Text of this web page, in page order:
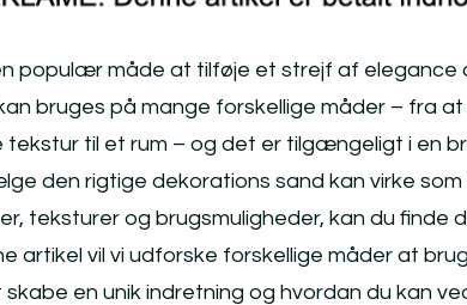
populær måde at tilføje et strejf af elegance
bruges på mange forskellige måder – fra at
til et rum – og det er tilgængeligt i en
den rigtige dekorations sand kan virke
teksturer og brugsmuligheder, kan du finde
artikel vil vi udforske forskellige måder at
en unik indretning og hvordan du kan